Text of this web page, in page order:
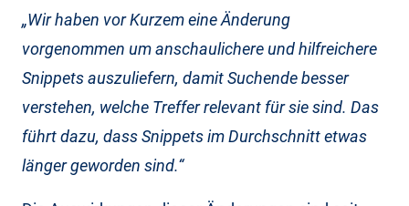
„Wir haben vor Kurzem eine Änderung
vorgenommen um anschaulichere und hilfreichere
Snippets auszuliefern, damit Suchende besser
verstehen, welche Treffer relevant für sie sind. Das
führt dazu, dass Snippets im Durchschnitt etwas
länger geworden sind.“